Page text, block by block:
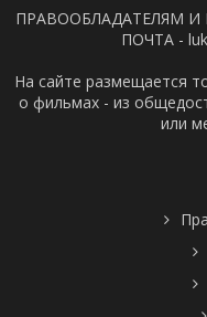
ПРАВООБЛАДАТЕЛЯМ
ПОЧТА -
На сайте размещается
о фильмах - из
или